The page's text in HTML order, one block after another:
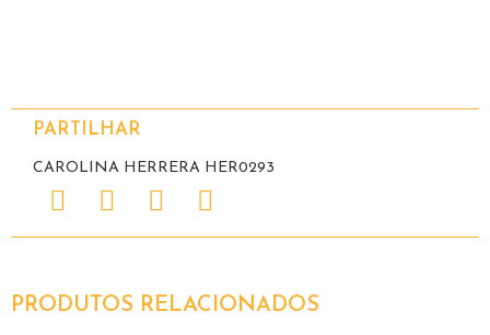
PARTILHAR
CAROLINA HERRERA HER0293
PRODUTOS RELACIONADOS